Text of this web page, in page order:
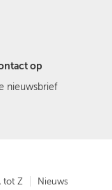
op
nieuwsbrief
tot Z Nieuws